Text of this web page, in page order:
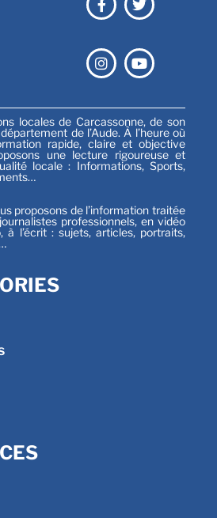
locales de Carcassonne, de son
de l’Aude. À l’heure où
rapide, claire et objective
une lecture rigoureuse et
locale : Informations, Sports,
proposons de l’information traitée
professionnels, en vidéo
à l’écrit : sujets, articles, portraits,